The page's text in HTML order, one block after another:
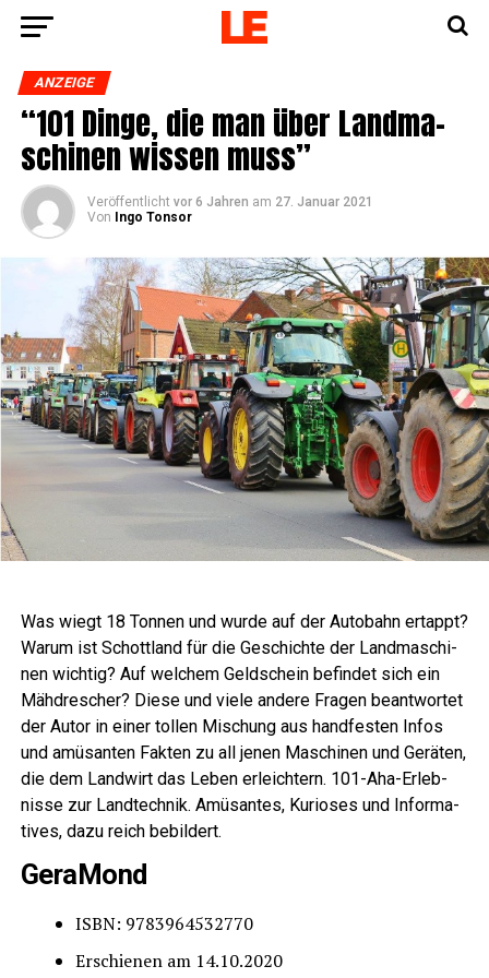
ANZEIGE
“101 Din­ge, die man über Land­ma­
schi­nen wis­sen muss”
Veröffentlicht vor 6 Jahren am 27. Januar 2021
Von
Ingo Tonsor
Was wiegt 18 Ton­nen und wur­de auf der Auto­bahn ertappt?
War­um ist Schott­land für die Geschich­te der Land­ma­schi­
nen wich­tig? Auf wel­chem Geld­schein befin­det sich ein
Mäh­dre­scher? Die­se und vie­le ande­re Fra­gen beant­wor­tet
der Autor in einer tol­len Mischung aus hand­fes­ten Infos
und amü­san­ten Fak­ten zu all jenen Maschi­nen und Gerä­ten,
die dem Land­wirt das Leben erleich­tern. 101-Aha-Erleb­
nis­se zur Land­tech­nik. Amü­san­tes, Kurio­ses und Infor­ma­
ti­ves, dazu reich bebildert.
Gera­Mond
ISBN: 9783964532770
Erschie­nen am 14.10.2020